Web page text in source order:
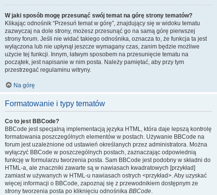
W jaki sposób mogę przesunąć swój temat na górę strony tematów?
Klikając odnośnik “Przesuń temat w górę”, znajdujący się w widoku tematu
zazwyczaj na dole strony, możesz przesunąć go na samą górę pierwszej
strony forum. Jeśli nie widać takiego odnośnika, oznacza to, że funkcja ta jest
wyłączona lub nie upłynął jeszcze wymagany czas, zanim będzie możliwe
użycie tej funkcji. Innym, łatwym sposobem na przesunięcie tematu na
początek, jest napisanie w nim posta. Należy pamiętać, aby przy tym
przestrzegać regulaminu witryny.
Na górę
Formatowanie i typy tematów
Co to jest BBCode?
BBCode jest specjalną implementacją języka HTML, która daje lepszą kontrolę
formatowania poszczególnych elementów w postach. Używanie BBCode na
forum jest uzależnione od ustawień określanych przez administratora. Można
wyłączyć BBCode w poszczególnych postach, zaznaczając odpowiednią
funkcję w formularzu tworzenia posta. Sam BBCode jest podobny w składni do
HTML-a, ale znaczniki zawarte są w nawiasach kwadratowych [przykład]
zamiast w używanych w HTML-u nawiasach ostrych <przykład>. Aby uzyskać
więcej informacji o BBCode, zapoznaj się z przewodnikiem dostępnym ze
strony tworzenia posta po kliknięciu odnośnika BBCode.